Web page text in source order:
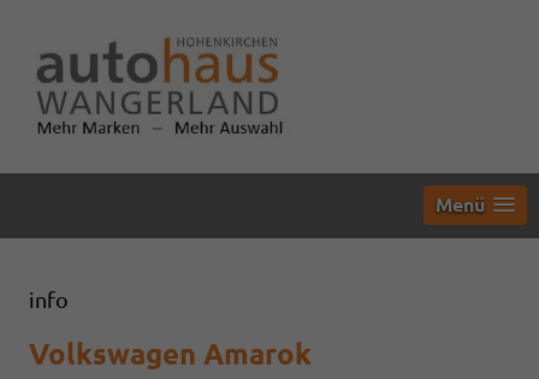
Menü
info
Volkswagen Amarok